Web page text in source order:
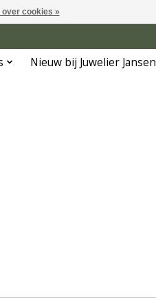
Nieuw bij Juwelier Jansen
over cookies »